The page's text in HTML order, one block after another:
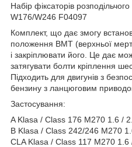
Набір фіксаторів
W176/W246 F04097
Комплект, що дає змогу
положення ВМТ (верхньої
і закріплювати його. Це дає
затягувати болти кріплення
Підходить для двигунів з
бензину з ланцюговим
Застосування:
A Klasa / Class 176 M270 1.6 /
B Klasa / Class 242/246 M270
CLA Klasa / Class 117 M270 1.6